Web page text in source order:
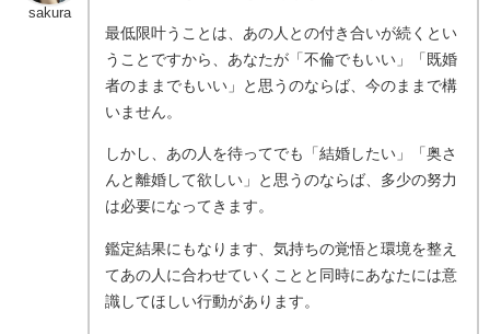
sakura
最低限叶うことは、あの人との付き合いが続くとい
うことですから、あなたが「不倫でもいい」「既婚
者のままでもいい」と思うのならば、今のままで構
いません。
しかし、あの人を待ってでも「結婚したい」「奥さ
んと離婚して欲しい」と思うのならば、多少の努力
は必要になってきます。
鑑定結果にもなります、気持ちの覚悟と環境を整え
てあの人に合わせていくことと同時にあなたには意
識してほしい行動があります。